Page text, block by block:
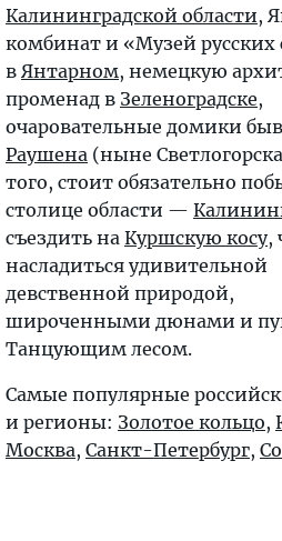
Калининградской области,
комбинат и «Музей русских
в Янтарном, немецкую
променад в Зеленоградске,
очаровательные домики
Раушена (ныне
того, стоит обязательно
столице области —
съездить на Куршскую косу,
насладиться удивительной
девственной природой,
широченными дюнами и
Танцующим лесом.
Самые популярные
и регионы: Золотое кольцо,
Москва, Санкт-Петербург,